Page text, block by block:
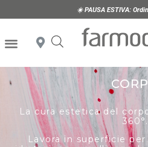
☀️PAUSA ESTIVA:
La cura estetica del
360°.
Lavora in superficie